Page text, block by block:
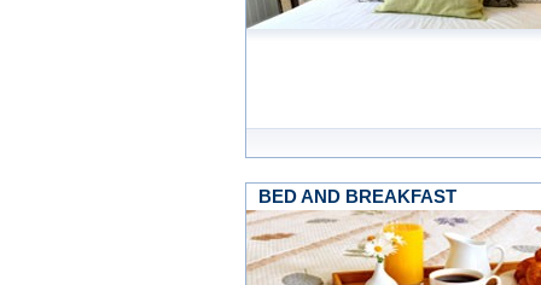
BED AND BREAKFAST